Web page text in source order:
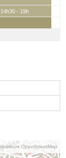
14h30 - 19h
OpenStreetMap